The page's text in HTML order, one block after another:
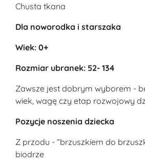
Chusta tkana
Dla noworodka i starszaka
Wiek: 0+
Rozmiar ubranek: 52- 134
Zawsze jest dobrym wyborem -
wiek, wagę czy etap rozwojowy
Pozycje noszenia dziecka
Z przodu - “brzuszkiem do
biodrze